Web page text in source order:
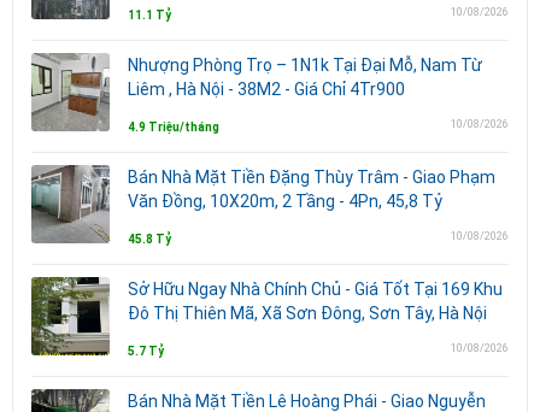
11.1 Tỷ 10/08/2026
Nhượng Phòng Trọ – 1N1k Tại Đại Mỗ, Nam Từ
Liêm , Hà Nội - 38M2 - Giá Chỉ 4Tr900
4.9 Triệu/tháng 10/08/2026
Bán Nhà Mặt Tiền Đặng Thùy Trâm - Giao Phạm
Văn Đồng, 10X20m, 2 Tầng - 4Pn, 45,8 Tỷ
45.8 Tỷ 10/08/2026
Sở Hữu Ngay Nhà Chính Chủ - Giá Tốt Tại 169 Khu
Đô Thị Thiên Mã, Xã Sơn Đông, Sơn Tây, Hà Nội
5.7 Tỷ 10/08/2026
Bán Nhà Mặt Tiền Lê Hoàng Phái - Giao Nguyễn